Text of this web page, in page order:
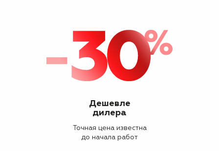
Дешевле
дилера
Точная цена известна
до начала работ